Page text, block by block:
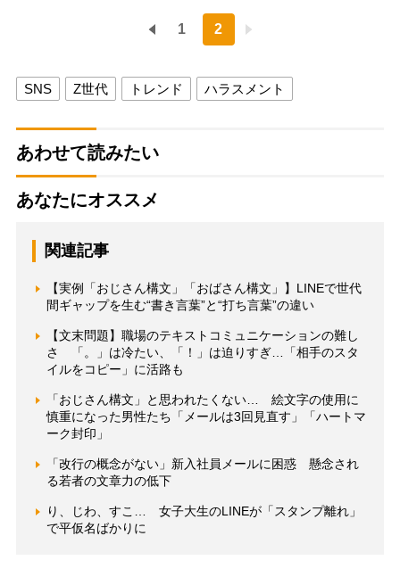
1 2
SNS Z世代 トレンド ハラスメント
あわせて読みたい
あなたにオススメ
関連記事
【実例「おじさん構文」「おばさん構文」】LINEで世代
間ギャップを生む“書き言葉”と“打ち言葉”の違い
【文末問題】職場のテキストコミュニケーションの難し
さ 「。」は冷たい、「！」は迫りすぎ…「相手のスタ
イルをコピー」に活路も
「おじさん構文」と思われたくない… 絵文字の使用に
慎重になった男性たち「メールは3回見直す」「ハートマ
ーク封印」
「改行の概念がない」新入社員メールに困惑 懸念され
る若者の文章力の低下
り、じわ、すこ… 女子大生のLINEが「スタンプ離れ」
で平仮名ばかりに